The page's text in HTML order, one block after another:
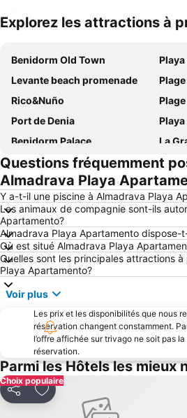
Explorez les attractions à
Benidorm Old Town
Levante beach promenade
Rico&Nuño
Port de Denia
Playa
Benidorm Palace
La
Cala de Finestrat
Cala Granadella
El
Jamaica Inn
Cala de Moraig
Couvent des Augustines
Baix
Maison de la Culture Marqués González de Quirós
de
Foietes
Port de Valence
Levante o La Fossa
Centre Commercial la Marina
La Cala
Cala El Racó
Cap Negret
Questions fréquemment
Almadrava Playa
Y a-t-il une piscine à Almadrava Playa
Les animaux de compagnie sont-ils
Apartamento?
Almadrava Playa Apartamento dispose-
Où est situé Almadrava Playa
Quelles sont les principales attractions
Playa Apartamento?
Voir plus
Les prix et les disponibilités que nous
réservation changent constamment.
l’offre affichée sur trivago ne soit pas
réservation.
Parmi les Hôtels les mieux
Choix populaire
PartagerAjouter à mes favoris